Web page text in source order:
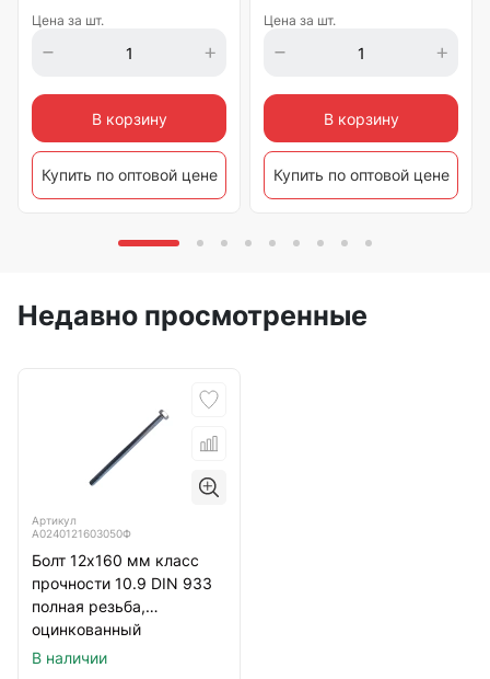
Цена за шт.
В корзину
Купить по оптовой цене
Цена за шт.
В корзину
Купить по оптовой цене
Недавно просмотренные
Артикул
А0240121603050Ф
Болт 12х160 мм класс
прочности 10.9 DIN 933
полная резьба,
оцинкованный
В наличии